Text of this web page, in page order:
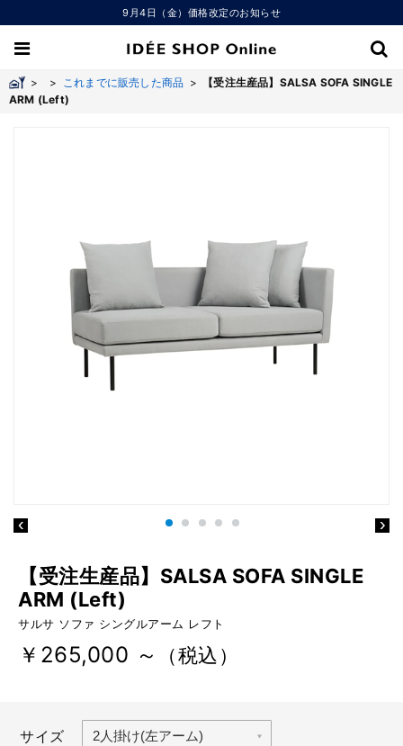
9月4日（金）価格改定のお知らせ
> > これまでに販売した商品 >
【受注生産品】SALSA SOFA SINGLE
ARM (Left)
【受注生産品】SALSA SOFA SINGLE
ARM (Left)
サルサ ソファ シングルアーム レフト
￥265,000 ～ （税込）
サイズ